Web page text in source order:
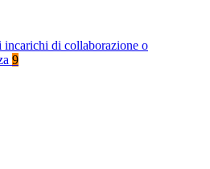
incarichi di collaborazione o
9